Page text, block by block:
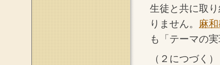
生徒と共に取
りません。 麻
も「テーマの
（２につづく）